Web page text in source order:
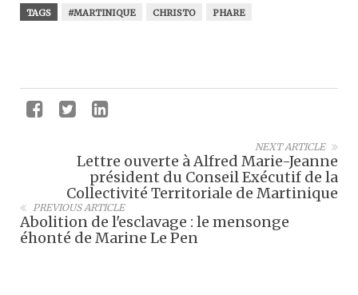
TAGS #MARTINIQUE CHRISTO PHARE
NEXT ARTICLE
Lettre ouverte à Alfred Marie-Jeanne
président du Conseil Exécutif de la
Collectivité Territoriale de Martinique
PREVIOUS ARTICLE
Abolition de l'esclavage : le mensonge
éhonté de Marine Le Pen